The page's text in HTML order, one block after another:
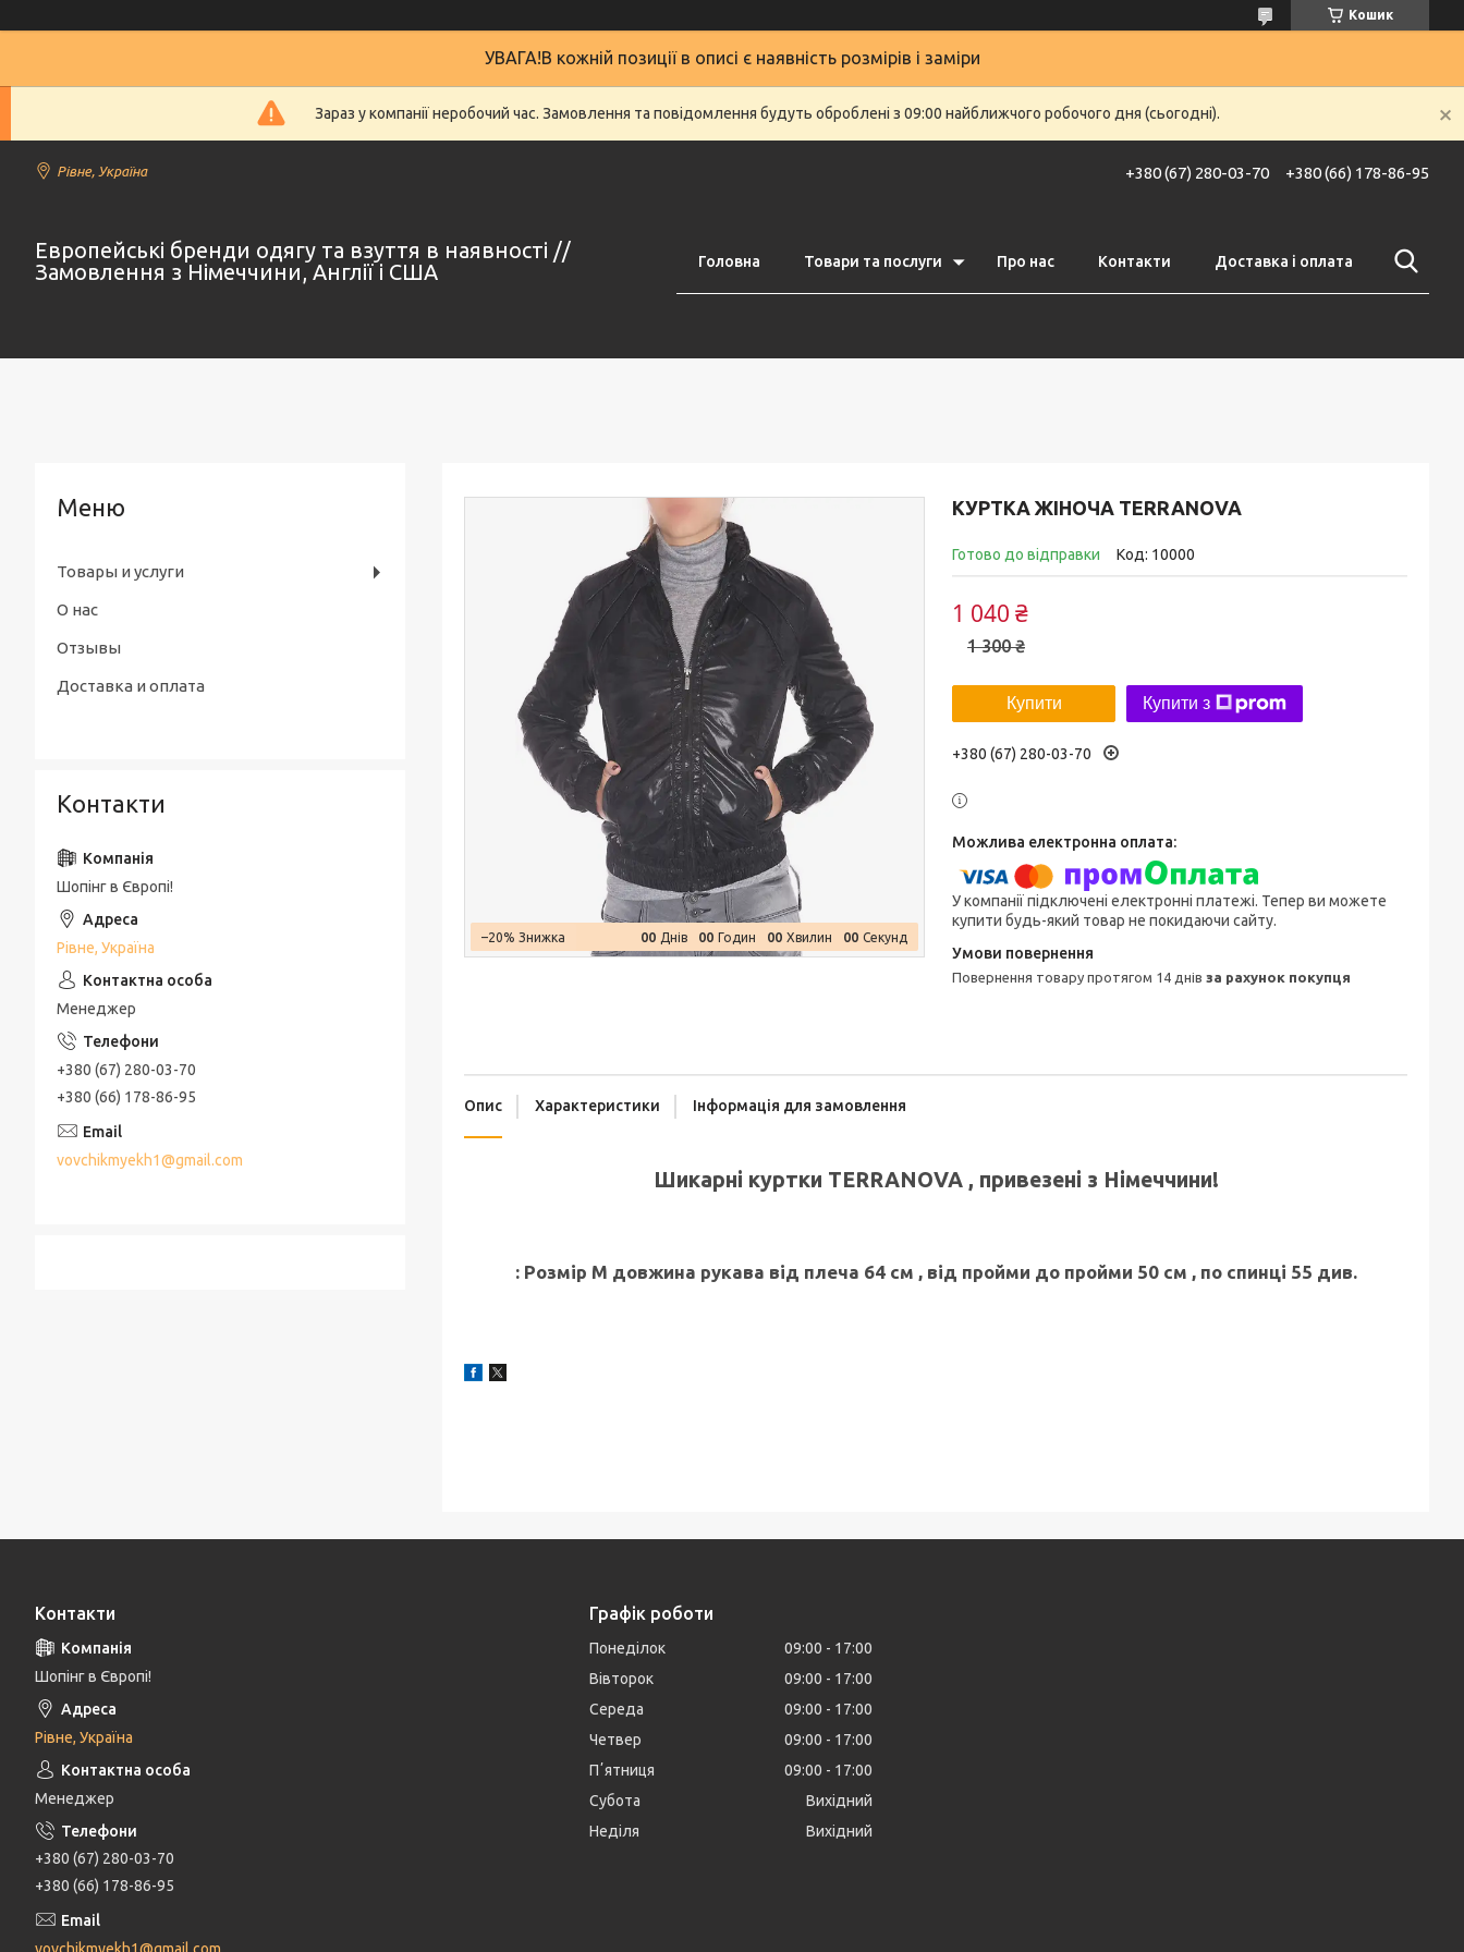
Кошик
УВАГА!В кожній позиції в описі є наявність розмірів і заміри
Зараз у компанії неробочий час. Замовлення та повідомлення будуть оброблені з 09:00 найближчого робочого дня (сьогодні).
Рівне, Україна +380 (67) 280-03-70 +380 (66) 178-86-95
Европейські бренди одягу та взуття в наявності //
Замовлення з Німеччини, Англії і США
Головна Товари та послуги Про нас Контакти Доставка і оплата
КУРТКА ЖІНОЧА TERRANOVA
Готово до відправки Код: 10000
1 300 ₴
1 040 ₴
Купити Купити з
+380 (67) 280-03-70
У компанії підключені електронні платежі. Тепер ви можете
купити будь-який товар не покидаючи сайту.
повернення товару протягом 14 днів за рахунок покупця
–20% 00 Днів 00 Годин 00 Хвилин 00 Секунд
Опис Характеристики Інформація для замовлення
Шикарні куртки TERRANOVA , привезені з Німеччини!
: Розмір М довжина рукава від плеча 64 см , від пройми до пройми 50 см , по спинці 55 див.
Товары и услуги
О нас
Отзывы
Доставка и оплата
Контакти
Шопінг в Європі!
Рівне, Україна
Менеджер
+380 (67) 280-03-70
+380 (66) 178-86-95
vovchikmyekh1@gmail.com
Контакти
Шопінг в Європі!
Рівне, Україна
Менеджер
+380 (67) 280-03-70
+380 (66) 178-86-95
Графік роботи
Понеділок 09:00
17:00
Вівторок
09:00
17:00
Середа
09:00
17:00
Четвер
09:00
17:00
Пʼятниця
09:00
17:00
Субота
Вихідний
Неділя
Вихідний